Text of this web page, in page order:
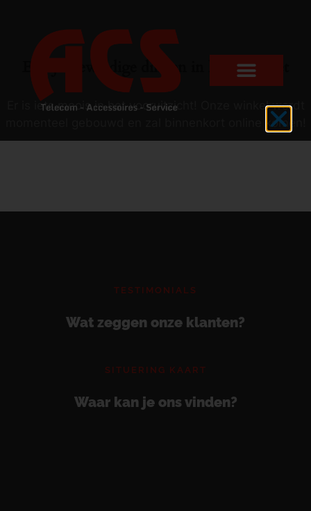
Er zijn geweldige dingen in het verschiet
Er is iets moois in het vooruitzicht! Onze winkel wordt
momenteel gebouwd en zal binnenkort online komen!
TESTIMONIALS
Wat zeggen onze klanten?
SITUERING KAART
Waar kan je ons vinden?